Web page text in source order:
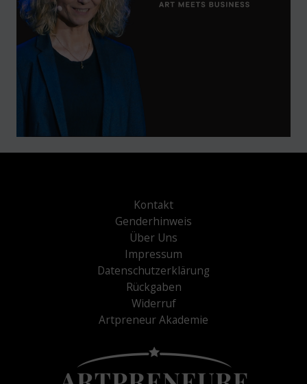
Kontakt
Genderhinweis
Über Uns
Impressum
Datenschutzerklärung
Rückgaben
Widerruf
Artpreneur Akademie